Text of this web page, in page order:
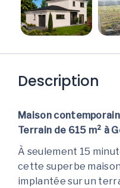
Description
Maison
Terrain de 615 m² à
À seulement 15
cette superbe
implantée sur un